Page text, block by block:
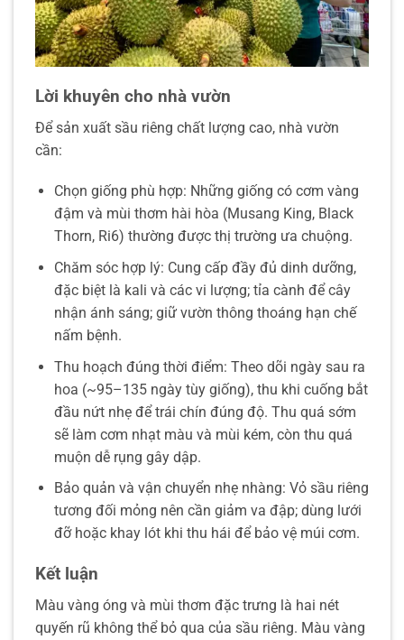
Lời khuyên cho nhà vườn
Để sản xuất sầu riêng chất lượng cao, nhà vườn
cần:
Chọn giống phù hợp: Những giống có cơm vàng
đậm và mùi thơm hài hòa (Musang King, Black
Thorn, Ri6) thường được thị trường ưa chuộng.
Chăm sóc hợp lý: Cung cấp đầy đủ dinh dưỡng,
đặc biệt là kali và các vi lượng; tỉa cành để cây
nhận ánh sáng; giữ vườn thông thoáng hạn chế
nấm bệnh.
Thu hoạch đúng thời điểm: Theo dõi ngày sau ra
hoa (~95–135 ngày tùy giống), thu khi cuống bắt
đầu nứt nhẹ để trái chín đúng độ. Thu quá sớm
sẽ làm cơm nhạt màu và mùi kém, còn thu quá
muộn dễ rụng gây dập.
Bảo quản và vận chuyển nhẹ nhàng: Vỏ sầu riêng
tương đối mỏng nên cần giảm va đập; dùng lưới
đỡ hoặc khay lót khi thu hái để bảo vệ múi cơm.
Kết luận
Màu vàng óng và mùi thơm đặc trưng là hai nét
quyến rũ không thể bỏ qua của sầu riêng. Màu vàng